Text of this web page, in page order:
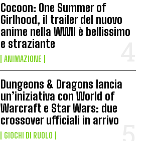
Cocoon: One Summer of
Girlhood, il trailer del nuovo
anime nella WWII è bellissimo
e straziante
ANIMAZIONE
Dungeons & Dragons lancia
un’iniziativa con World of
Warcraft e Star Wars: due
crossover ufficiali in arrivo
GIOCHI DI RUOLO